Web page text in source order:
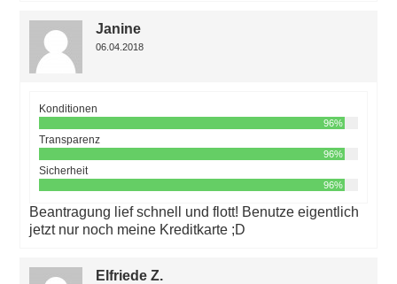
Janine
06.04.2018
Konditionen
96%
Transparenz
96%
Sicherheit
96%
Beantragung lief schnell und flott! Benutze eigentlich
jetzt nur noch meine Kreditkarte ;D
Elfriede Z.